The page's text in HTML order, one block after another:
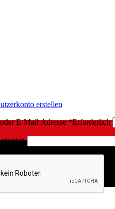
erstellen
E-Mail-Adresse*Erforderlich